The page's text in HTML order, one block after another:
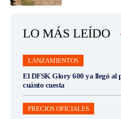
LO MÁS LEÍDO
LANZAMIENTOS
El DFSK Glory 600 ya llegó al
cuánto cuesta
PRECIOS OFICIALES